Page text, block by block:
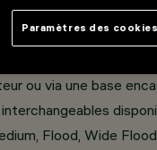
simplifiée grâce au
et à la facilité
ou via une base
Flood, Wide
Paramètres des cookies